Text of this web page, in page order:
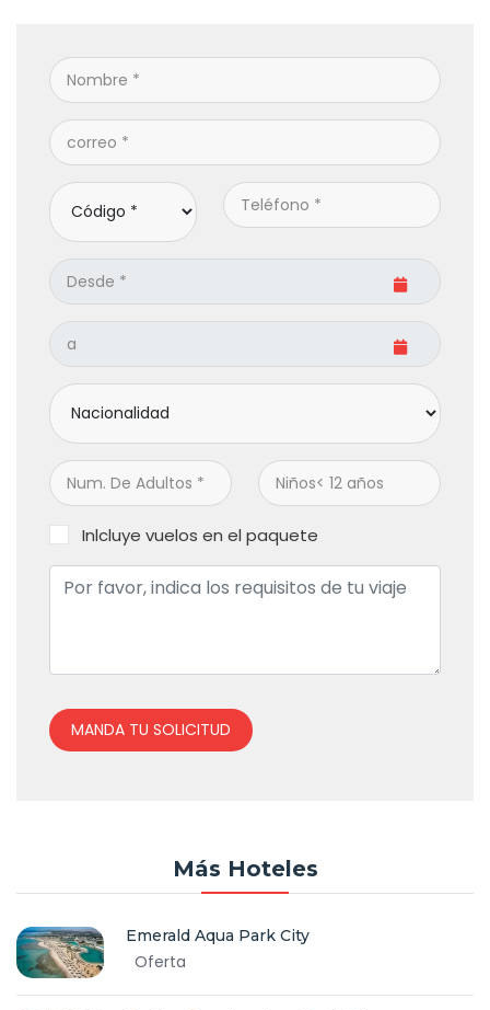
Inlcluye vuelos en el paquete
MANDA TU SOLICITUD
Más Hoteles
Emerald Aqua Park City
Oferta